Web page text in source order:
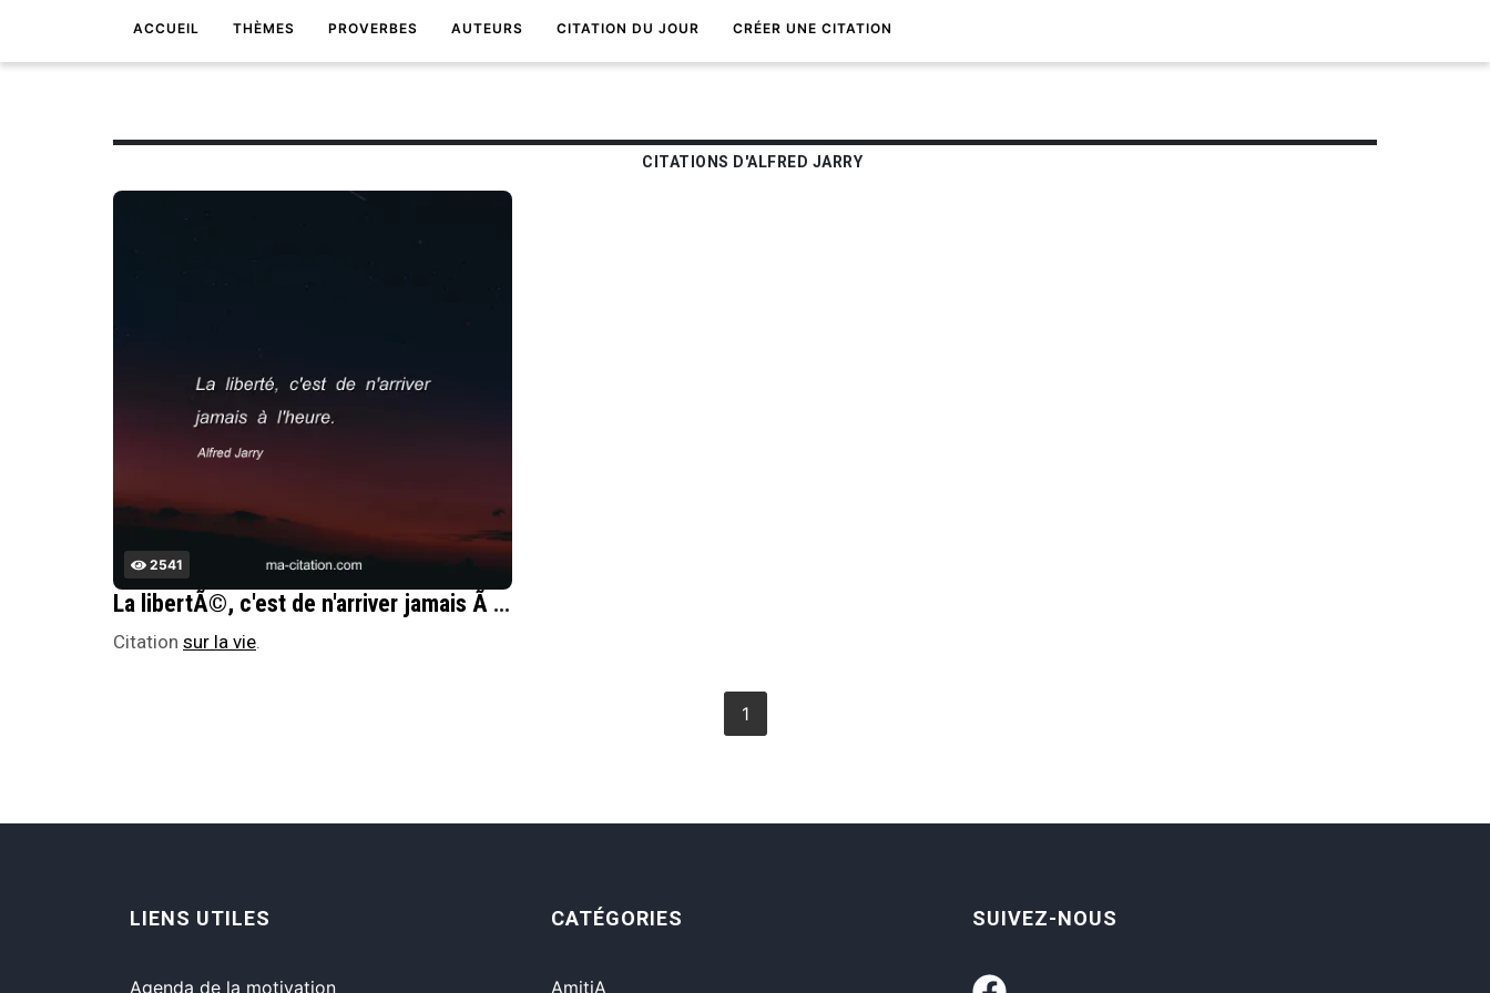
ACCUEIL THÈMES PROVERBES AUTEURS CITATION DU JOUR CRÉER UNE CITATION
CITATIONS D'ALFRED JARRY
2541
La libertÃ©, c'est de n'arriver jamais Ã l'heure.
Citation sur la vie.
1
LIENS UTILES
Agenda de la motivation
CATÉGORIES
AmitiA
SUIVEZ-NOUS